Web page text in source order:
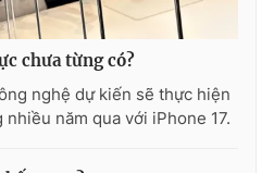
chưa từng có?
nghệ dự kiến sẽ thực hiện
năm qua với iPhone 17.